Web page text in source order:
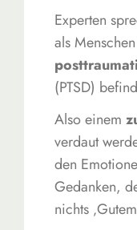
Experten
als
(PTSD)
Also einem
verdaut
den
Gedanken,
nichts